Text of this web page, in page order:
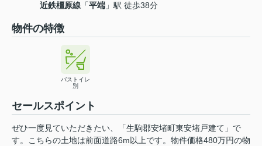
近鉄橿原線 「平端 」駅 徒歩38分
物件の特徴
バストイレ
別
セールスポイント
ぜひ一度見ていただきたい、「生駒郡安堵町東安堵戸建て」で
す。こちらの土地は前面道路6m以上です。物件価格480万円の物